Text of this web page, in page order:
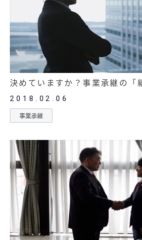
記事
無料お役立ち資料
決めていますか？事業承継の「
2018.02.06
事業承継